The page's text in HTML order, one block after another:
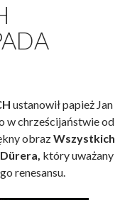
ustanowił papież Jan
w chrześcijaństwie od
obrazWszystkich
który uważany
renesansu.